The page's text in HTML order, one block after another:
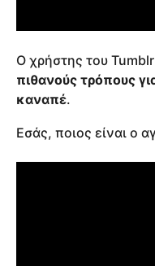
Ο χρήστης του Tumblr
πιθανούς τρόπους
καναπέ.
Εσάς, ποιος είναι ο